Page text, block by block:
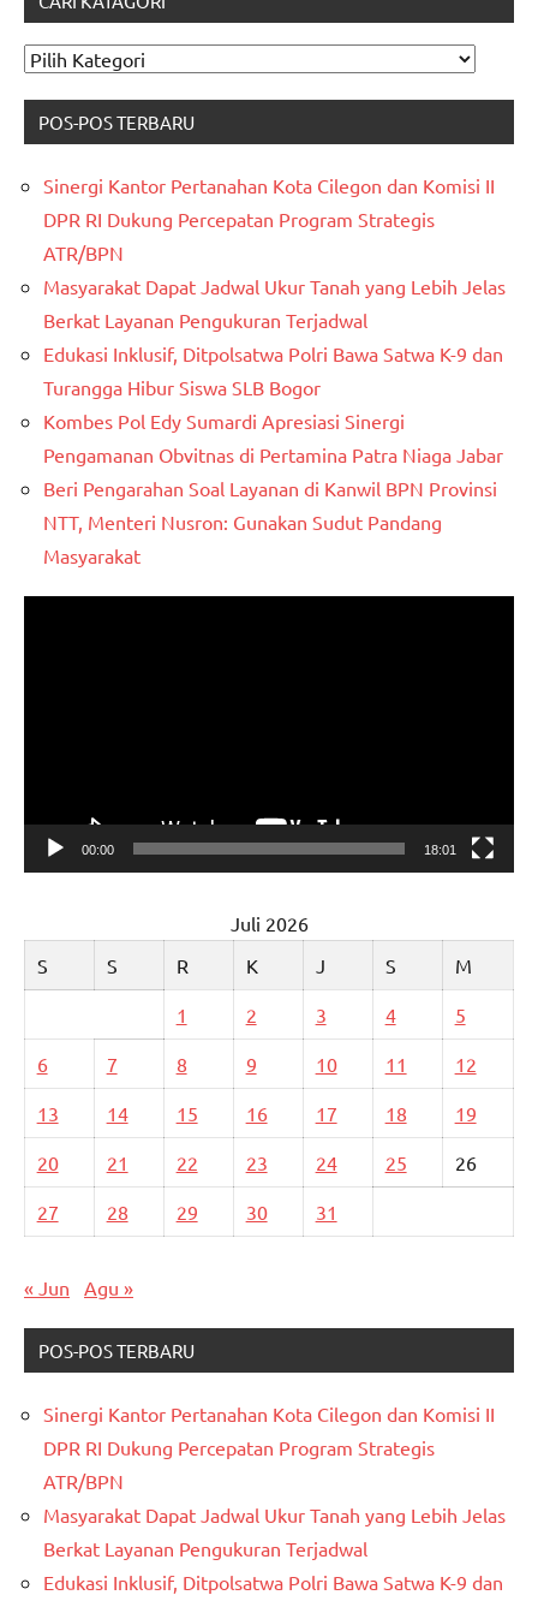
CARI
POS-POS TERBARU
Sinergi Kantor Pertanahan Kota Cilegon dan Komisi II
DPR RI Dukung Percepatan Program Strategis
ATR/BPN
Masyarakat Dapat Jadwal Ukur Tanah yang Lebih Jelas
Berkat Layanan Pengukuran Terjadwal
Edukasi Inklusif, Ditpolsatwa Polri Bawa Satwa K-9 dan
Turangga Hibur Siswa SLB Bogor
Kombes Pol Edy Sumardi Apresiasi Sinergi
Pengamanan Obvitnas di Pertamina Patra Niaga Jabar
Beri Pengarahan Soal Layanan di Kanwil BPN Provinsi
NTT, Menteri Nusron: Gunakan Sudut Pandang
Masyarakat
00:00 18:01
Juli 2026
S
S R K J S M
1 2 3 4 5
6 7 8 9 10 11 12
13 14 15 16 17 18 19
20 21 22 23 24 25 26
27 28 29 30 31
« Jun Agu »
POS-POS TERBARU
Sinergi Kantor Pertanahan Kota Cilegon dan Komisi II
DPR RI Dukung Percepatan Program Strategis
ATR/BPN
Masyarakat Dapat Jadwal Ukur Tanah yang Lebih Jelas
Berkat Layanan Pengukuran Terjadwal
Edukasi Inklusif, Ditpolsatwa Polri Bawa Satwa K-9 dan